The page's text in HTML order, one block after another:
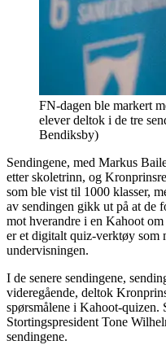
FN-dagen ble markert
elever deltok i de tre
Bendiksby)
Sendingene, med Markus
etter skoletrinn, og
som ble vist til 1000 klasser,
av sendingen gikk ut på at de
mot hverandre i en Kahoot
er et digitalt quiz-verktøy som
undervisningen.
I de senere sendingene,
videregående, deltok
spørsmålene i Kahoot-quizen.
Stortingspresident Tone
sendingene.